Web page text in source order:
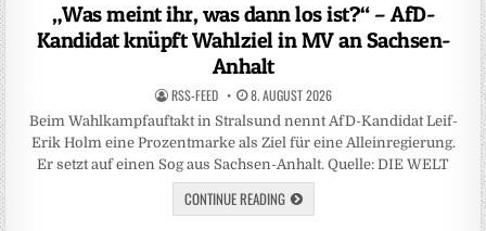
„Was meint ihr, was dann los ist?“ – AfD-
Kandidat knüpft Wahlziel in MV an Sachsen-
Anhalt
RSS-FEED 8. AUGUST 2026
Beim Wahlkampfauftakt in Stralsund nennt AfD-Kandidat Leif-
Erik Holm eine Prozentmarke als Ziel für eine Alleinregierung.
Er setzt auf einen Sog aus Sachsen-Anhalt. Quelle: DIE WELT
CONTINUE READING